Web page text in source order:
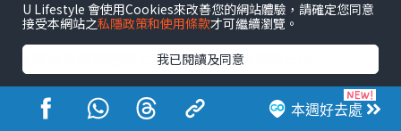
前往昂坪營地露營的人大多計劃在凌晨3點左右出發，徒
步經昂坪奇趣徑登上鳳凰山，觀賞壯麗的日出。
本週好去處
U Lifestyle 會使用Cookies來改善您的網站體驗，請確定您同意
接受本網站之私隱政策和使用條款才可繼續瀏覽。
我已閱讀及同意